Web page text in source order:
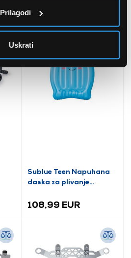
Prilagodi
Uskrati
220,82 EUR
Sublue Teen Napuhana
daska za plivanje
108,99 EUR